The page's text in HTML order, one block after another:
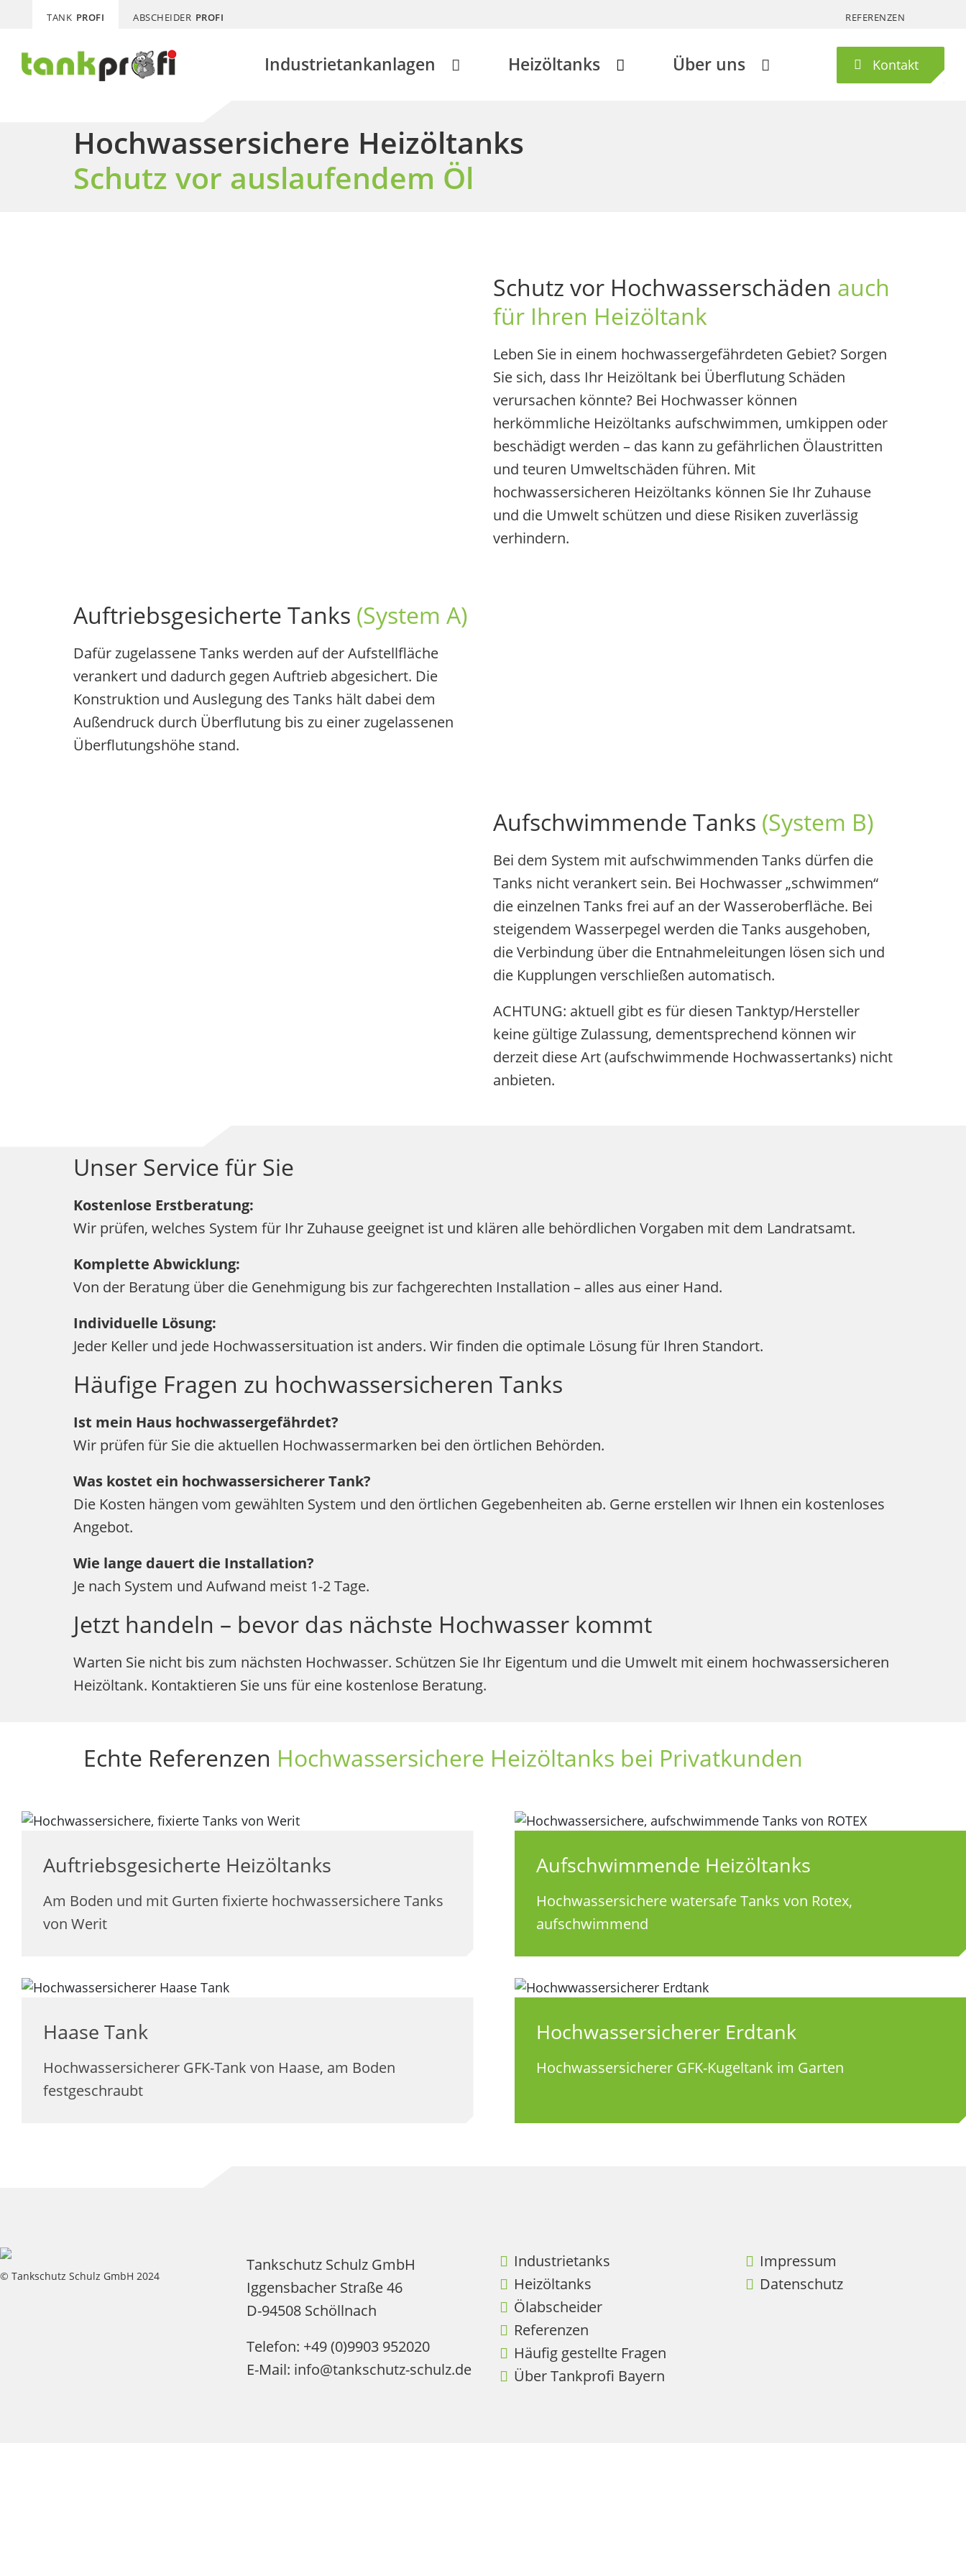
TANK PROFI ABSCHEIDER PROFI REFERENZEN
Industrietankanlagen Heizöltanks Über uns Kontakt
Hochwassersichere Heizöltanks
Schutz vor auslaufendem Öl
Schutz vor Hochwasserschäden auch
für Ihren Heizöltank
Leben Sie in einem hochwassergefährdeten Gebiet? Sorgen
Sie sich, dass Ihr Heizöltank bei Überflutung Schäden
verursachen könnte? Bei Hochwasser können
herkömmliche Heizöltanks aufschwimmen, umkippen oder
beschädigt werden – das kann zu gefährlichen Ölaustritten
und teuren Umweltschäden führen. Mit
hochwassersicheren Heizöltanks können Sie Ihr Zuhause
und die Umwelt schützen und diese Risiken zuverlässig
verhindern.
Auftriebsgesicherte Tanks (System A)
Dafür zugelassene Tanks werden auf der Aufstellfläche
verankert und dadurch gegen Auftrieb abgesichert. Die
Konstruktion und Auslegung des Tanks hält dabei dem
Außendruck durch Überflutung bis zu einer zugelassenen
Überflutungshöhe stand.
Aufschwimmende Tanks (System B)
Bei dem System mit aufschwimmenden Tanks dürfen die
Tanks nicht verankert sein. Bei Hochwasser „schwimmen“
die einzelnen Tanks frei auf an der Wasseroberfläche. Bei
steigendem Wasserpegel werden die Tanks ausgehoben,
die Verbindung über die Entnahmeleitungen lösen sich und
die Kupplungen verschließen automatisch.
ACHTUNG: aktuell gibt es für diesen Tanktyp/Hersteller
keine gültige Zulassung, dementsprechend können wir
derzeit diese Art (aufschwimmende Hochwassertanks) nicht
anbieten.
Unser Service für Sie
Kostenlose Erstberatung:
Wir prüfen, welches System für Ihr Zuhause geeignet ist und klären alle behördlichen Vorgaben mit dem Landratsamt.
Komplette Abwicklung:
Von der Beratung über die Genehmigung bis zur fachgerechten Installation – alles aus einer Hand.
Individuelle Lösung:
Jeder Keller und jede Hochwassersituation ist anders. Wir finden die optimale Lösung für Ihren Standort.
Häufige Fragen zu hochwassersicheren Tanks
Ist mein Haus hochwassergefährdet?
Wir prüfen für Sie die aktuellen Hochwassermarken bei den örtlichen Behörden.
Was kostet ein hochwassersicherer Tank?
Die Kosten hängen vom gewählten System und den örtlichen Gegebenheiten ab. Gerne erstellen wir Ihnen ein kostenloses
Angebot.
Wie lange dauert die Installation?
Je nach System und Aufwand meist 1-2 Tage.
Jetzt handeln – bevor das nächste Hochwasser kommt
Warten Sie nicht bis zum nächsten Hochwasser. Schützen Sie Ihr Eigentum und die Umwelt mit einem hochwassersicheren
Heizöltank. Kontaktieren Sie uns für eine kostenlose Beratung.
Echte Referenzen Hochwassersichere Heizöltanks bei Privatkunden
Auftriebsgesicherte Heizöltanks
Am Boden und mit Gurten fixierte hochwassersichere Tanks
von Werit
Aufschwimmende Heizöltanks
Hochwassersichere watersafe Tanks von Rotex,
aufschwimmend
Haase Tank
Hochwassersicherer GFK-Tank von Haase, am Boden
festgeschraubt
Hochwassersicherer Erdtank
Hochwassersicherer GFK-Kugeltank im Garten
© Tankschutz Schulz GmbH 2024
Tankschutz Schulz GmbH
Iggensbacher Straße 46
D-94508 Schöllnach
Telefon: +49 (0)9903 952020
E-Mail: info@tankschutz-schulz.de
Industrietanks
Heizöltanks
Ölabscheider
Referenzen
Häufig gestellte Fragen
Über Tankprofi Bayern
Impressum
Datenschutz